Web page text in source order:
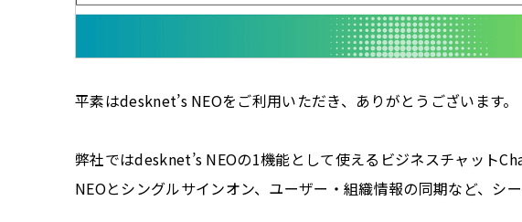
平素はdesknet’s NEOをご利用いただき、ありがとうございます。
弊社ではdesknet’s NEOの1機能として使えるビジネスチャット
NEOとシングルサインオン、ユーザー・組織情報の同期など、シ